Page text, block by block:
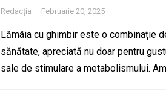
Redacția — Februarie 20, 2025
Lămâia cu ghimbir este o combinație
sănătate, apreciată nu doar pentru
sale de stimulare a metabolismului.